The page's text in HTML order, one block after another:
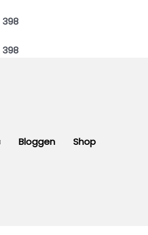
398
398
Bloggen Shop